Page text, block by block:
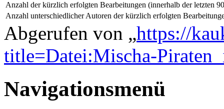
Anzahl der kürzlich erfolgten Bearbeitungen (innerhalb der letzten
Anzahl unterschiedlicher Autoren der kürzlich erfolgten
Abgerufen von „https://
title=Datei:Mischa-
Navigationsmenü